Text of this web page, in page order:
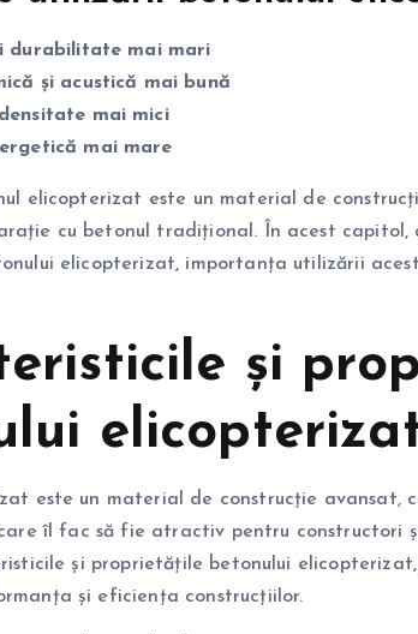
durabilitate mai mari
și acustică mai bună
mai mici
mai mare
elicopterizat este un material de
cu betonul tradițional. În acest
elicopterizat, importanța utilizării
și
este un material de construcție avansat,
îl fac să fie atractiv pentru constructori
și proprietățile betonului
și eficiența construcțiilor.